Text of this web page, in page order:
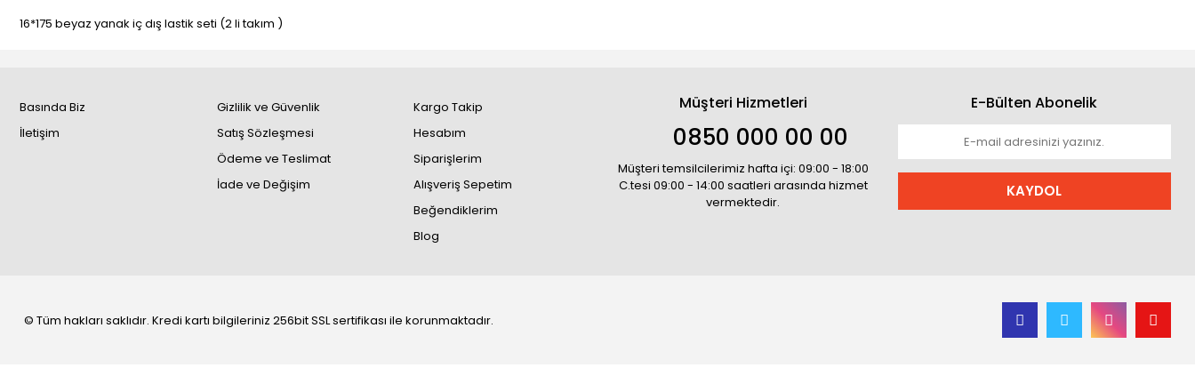
16*175 beyaz yanak iç dış lastik seti (2 li takım )
Basında Biz
İletişim
Gizlilik ve Güvenlik
Satış Sözleşmesi
Ödeme ve Teslimat
İade ve Değişim
Kargo Takip
Hesabım
Siparişlerim
Alışveriş Sepetim
Beğendiklerim
Blog
Müşteri Hizmetleri
0850 000 00 00
Müşteri temsilcilerimiz hafta içi: 09:00 - 18:00
C.tesi 09:00 - 14:00 saatleri arasında hizmet
vermektedir.
E-Bülten Abonelik
KAYDOL
© Tüm hakları saklıdır. Kredi kartı bilgileriniz 256bit SSL sertifikası ile korunmaktadır.